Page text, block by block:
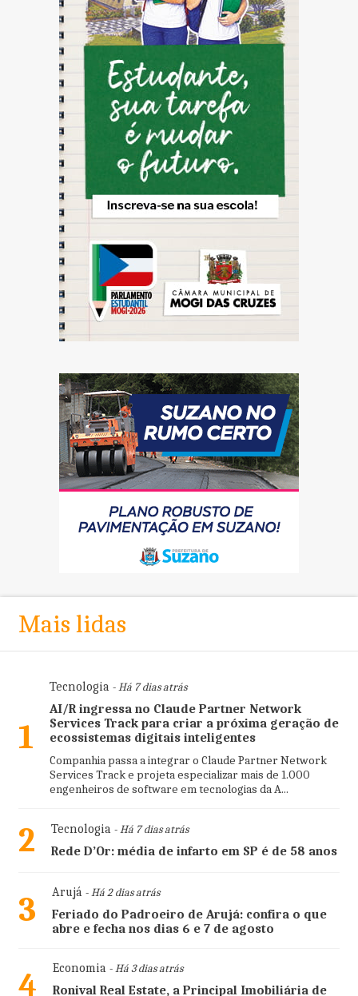
Mais lidas
1
Tecnologia- Há 7 dias atrás
AI/R ingressa no Claude Partner Network
Services Track para criar a próxima geração de
ecossistemas digitais inteligentes
Companhia passa a integrar o Claude Partner Network
Services Track e projeta especializar mais de 1.000
engenheiros de software em tecnologias da A...
2 Tecnologia- Há 7 dias atrás
Rede D’Or: média de infarto em SP é de 58 anos
3 Arujá- Há 2 dias atrás
Feriado do Padroeiro de Arujá: confira o que
abre e fecha nos dias 6 e 7 de agosto
4 Economia- Há 3 dias atrás
Ronival Real Estate, a Principal Imobiliária de